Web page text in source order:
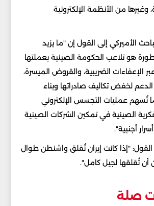
وغيرها من الأنظمة الإلكترونية
الأميركي إلى القول إن "ما يزيد
هو تلاعب الحكومة الصينية بعملتها
الإعفاءات الضريبية، والقروض الميسرة،
لخفض تكاليف صادراتها وبناء
تُسهم عمليات التجسس الإلكتروني
الصينية في تمكين الشركات الصينية
أجنبية".
القول: "إذا كانت إيران تُقلق واشنطن طوال
أن تُقلقها لجيل كامل".
صلة